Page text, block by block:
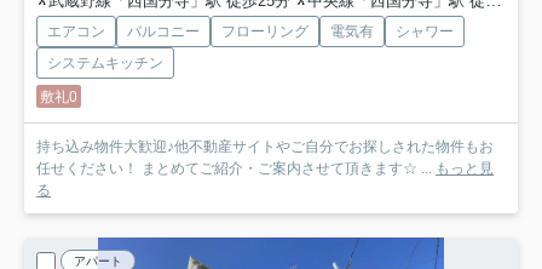
エアコン バルコニー フローリング 電気有
シャワー
システムキッチン
敷礼0
持ち込み物件大歓迎♪他不動産サイトやご自分でお探しされた物件もお
任せください！ まとめてご紹介・ご案内させて頂きます☆ ...
もっと見
る
アパート